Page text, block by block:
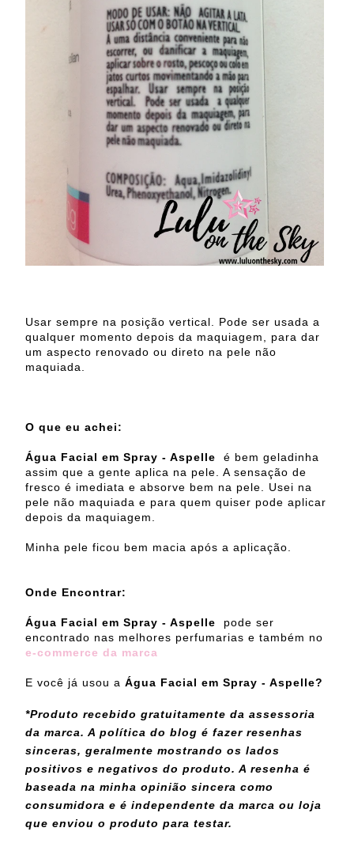
Usar sempre na posição vertical. Pode ser usada a
qualquer momento depois da maquiagem, para dar
um aspecto renovado ou direto na pele não
maquiada.
O que eu achei:
Água Facial em Spray - Aspelle é bem geladinha
assim que a gente aplica na pele. A sensação de
fresco é imediata e absorve bem na pele. Usei na
pele não maquiada e para quem quiser pode aplicar
depois da maquiagem.
Minha pele ficou bem macia após a aplicação.
Onde Encontrar:
Água Facial em Spray - Aspelle pode ser
encontrado nas melhores perfumarias e também no
e-commerce da marca
E você já usou a Água Facial em Spray - Aspelle?
*Produto recebido gratuitamente da assessoria
da marca. A política do blog é fazer resenhas
sinceras, geralmente mostrando os lados
positivos e negativos do produto. A resenha é
baseada na minha opinião sincera como
consumidora e é independente da marca ou loja
que enviou o produto para testar.